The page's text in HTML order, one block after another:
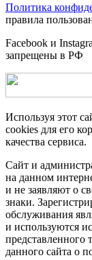
Политика
правила
Facebook и
запрещены в РФ
Используя этот
cookies для его
качества сервиса.
Сайт и
на данном
и не заявляют о
знаки.
обслуживания
и используются
представленного
данного сайта о